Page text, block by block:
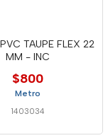
TAUPE FLEX 22
MM - INC
$800
Metro
1403034